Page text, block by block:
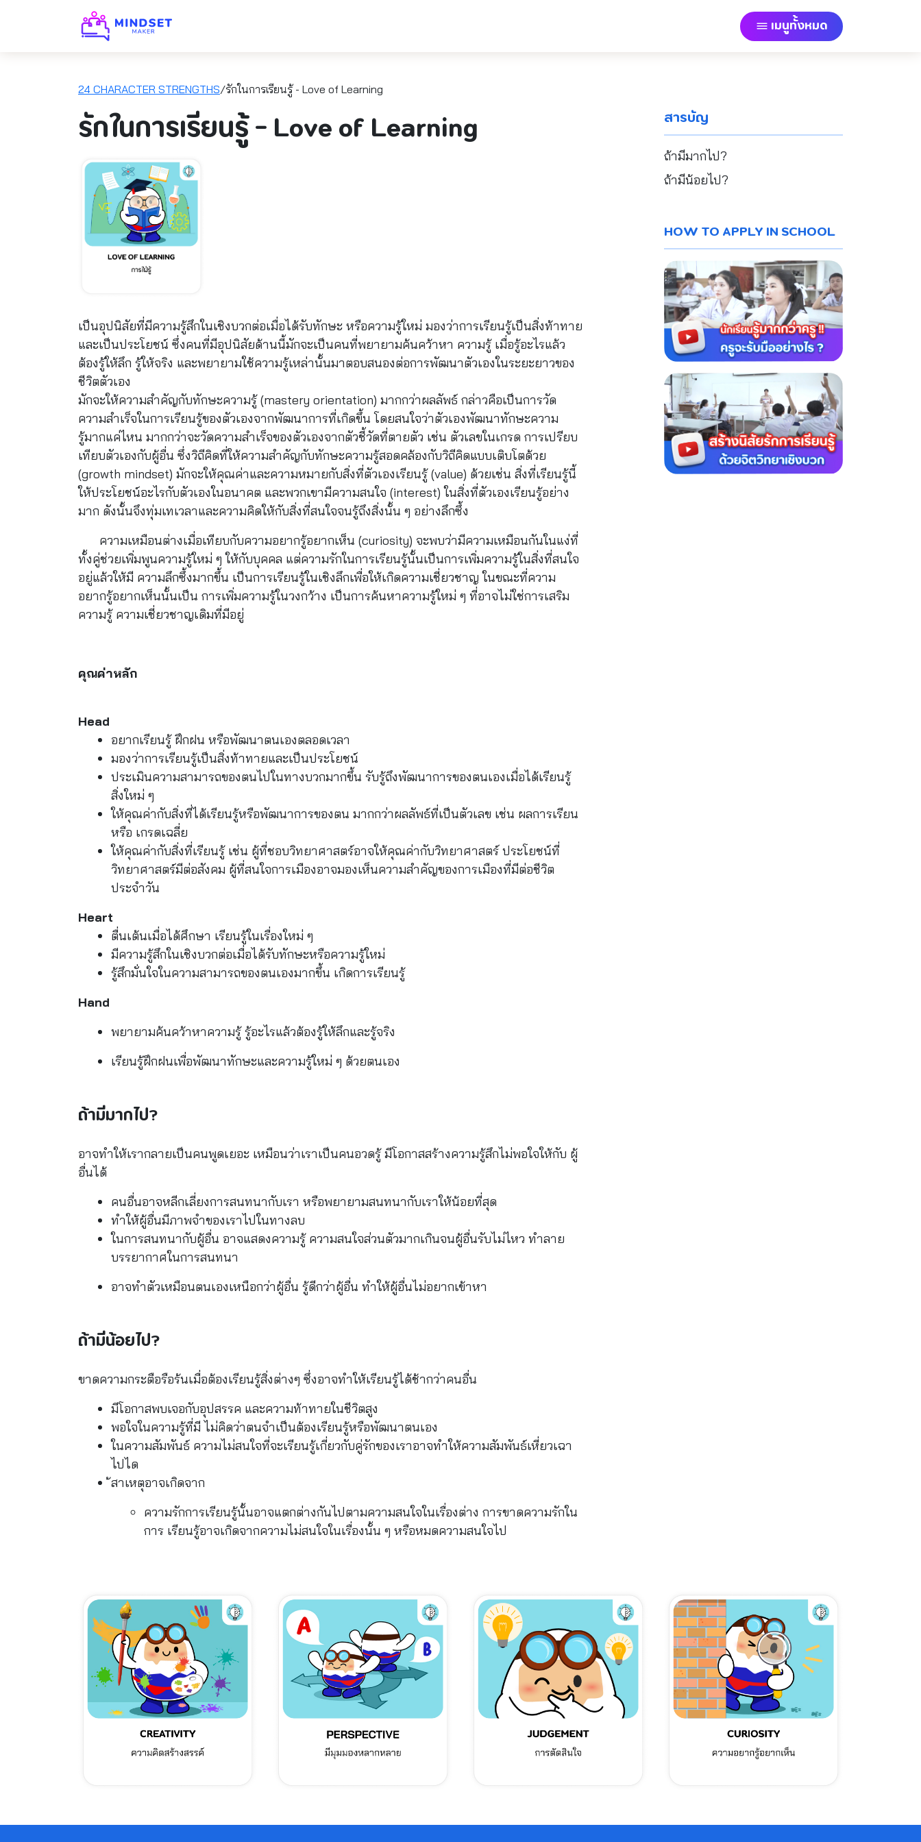
เมนูทั้งหมด
24 CHARACTER STRENGTHS/รักในการเรียนรู้ - Love of Learning
รักในการเรียนรู้ - Love of Learning
เป็นอุปนิสัยที่มีความรู้สึกในเชิงบวกต่อเมื่อได้รับทักษะ หรือความรู้ใหม่ มองว่าการเรียนรู้เป็นสิ่งท้าทาย
และเป็นประโยชน์ ซึ่งคนที่มีอุปนิสัยด้านนี้มักจะเป็นคนที่พยายามค้นคว้าหา ความรู้ เมื่อรู้อะไรแล้ว
ต้องรู้ให้ลึก รู้ให้จริง และพยายามใช้ความรู้เหล่านั้นมาตอบสนองต่อการพัฒนาตัวเองในระยะยาวของ
มักจะให้ความสำคัญกับทักษะความรู้ (mastery orientation) มากกว่าผลลัพธ์ กล่าวคือเป็นการวัด
ความสำเร็จในการเรียนรู้ของตัวเองจากพัฒนาการที่เกิดขึ้น โดยสนใจว่าตัวเองพัฒนาทักษะความ
รู้มากแค่ไหน มากกว่าจะวัดความสำเร็จของตัวเองจากตัวชี้วัดที่ตายตัว เช่น ตัวเลขในเกรด การเปรียบ
เทียบตัวเองกับผู้อื่น ซึ่งวิถีคิดที่ให้ความสำคัญกับทักษะความรู้สอดคล้องกับวิถีคิดแบบเติบโตด้วย
(growth mindset) มักจะให้คุณค่าและความหมายกับสิ่งที่ตัวเองเรียนรู้ (value) ด้วยเช่น สิ่งที่เรียนรู้นี้
ให้ประโยชน์อะไรกับตัวเองในอนาคต และพวกเขามีความสนใจ (interest) ในสิ่งที่ตัวเองเรียนรู้อย่าง
มาก ดังนั้นจึงทุ่มเทเวลาและความคิดให้กับสิ่งที่สนใจจนรู้ถึงสิ่งนั้น ๆ อย่างลึกซึ้ง
ความเหมือนต่างเมื่อเทียบกับความอยากรู้อยากเห็น (curiosity) จะพบว่ามีความเหมือนกันในแง่ที่
ทั้งคู่ช่วยเพิ่มพูนความรู้ใหม่ ๆ ให้กับบุคคล แต่ความรักในการเรียนรู้นั้นเป็นการเพิ่มความรู้ในสิ่งที่สนใจ
อยู่แล้วให้มี ความลึกซึ้งมากขึ้น เป็นการเรียนรู้ในเชิงลึกเพื่อให้เกิดความเชี่ยวชาญ ในขณะที่ความ
อยากรู้อยากเห็นนั้นเป็น การเพิ่มความรู้ในวงกว้าง เป็นการค้นหาความรู้ใหม่ ๆ ที่อาจไม่ใช่การเสริม
ความรู้ ความเชี่ยวชาญเดิมที่มีอยู่
คุณค่าหลัก
Head
อยากเรียนรู้ ฝึกฝน หรือพัฒนาตนเองตลอดเวลา
มองว่าการเรียนรู้เป็นสิ่งท้าทายและเป็นประโยชน์
ประเมินความสามารถของตนไปในทางบวกมากขึ้น รับรู้ถึงพัฒนาการของตนเองเมื่อได้เรียนรู้
สิ่งใหม่ ๆ
ให้คุณค่ากับสิ่งที่ได้เรียนรู้หรือพัฒนาการของตน มากกว่าผลลัพธ์ที่เป็นตัวเลข เช่น ผลการเรียน
หรือ เกรดเฉลี่ย
ให้คุณค่ากับสิ่งที่เรียนรู้ เช่น ผู้ที่ชอบวิทยาศาสตร์อาจให้คุณค่ากับวิทยาศาสตร์ ประโยชน์ที่
วิทยาศาสตร์มีต่อสังคม ผู้ที่สนใจการเมืองอาจมองเห็นความสำคัญของการเมืองที่มีต่อชีวิต
ประจำวัน
Heart
ตื่นเต้นเมื่อได้ศึกษา เรียนรู้ในเรื่องใหม่ ๆ
มีความรู้สึกในเชิงบวกต่อเมื่อได้รับทักษะหรือความรู้ใหม่
รู้สึกมั่นใจในความสามารถของตนเองมากขึ้น เกิดการเรียนรู้
Hand
พยายามค้นคว้าหาความรู้ รู้อะไรแล้วต้องรู้ให้ลึกและรู้จริง
เรียนรู้ฝึกฝนเพื่อพัฒนาทักษะและความรู้ใหม่ ๆ ด้วยตนเอง
ถ้ามีมากไป?
อาจทำให้เรากลายเป็นคนพูดเยอะ เหมือนว่าเราเป็นคนอวดรู้ มีโอกาสสร้างความรู้สึกไม่พอใจให้กับ ผู้
อื่นได้
คนอื่นอาจหลีกเลี่ยงการสนทนากับเรา หรือพยายามสนทนากับเราให้น้อยที่สุด
ทำให้ผู้อื่นมีภาพจำของเราไปในทางลบ
ในการสนทนากับผู้อื่น อาจแสดงความรู้ ความสนใจส่วนตัวมากเกินจนผู้อื่นรับไม่ไหว ทำลาย
บรรยากาศในการสนทนา
อาจทำตัวเหมือนตนเองเหนือกว่าผู้อื่น รู้ดีกว่าผู้อื่น ทำให้ผู้อื่นไม่อยากเข้าหา
ถ้ามีน้อยไป?
ขาดความกระตือรือร้นเมื่อต้องเรียนรู้สิ่งต่างๆ ซึ่งอาจทำให้เรียนรู้ได้ช้ากว่าคนอื่น
มีโอกาสพบเจอกับอุปสรรค และความท้าทายในชีวิตสูง
พอใจในความรู้ที่มี ไม่คิดว่าตนจำเป็นต้องเรียนรู้หรือพัฒนาตนเอง
ในความสัมพันธ์ ความไม่สนใจที่จะเรียนรู้เกี่ยวกับคู่รักของเราอาจทำให้ความสัมพันธ์เหี่ยวเฉา
ไปได
้สาเหตุอาจเกิดจาก
ความรักการเรียนรู้นั้นอาจแตกต่างกันไปตามความสนใจในเรื่องต่าง การขาดความรักใน
การ เรียนรู้อาจเกิดจากความไม่สนใจในเรื่องนั้น ๆ หรือหมดความสนใจไป
สารบัญ
ถ้ามีมากไป?
ถ้ามีน้อยไป?
HOW TO APPLY IN SCHOOL